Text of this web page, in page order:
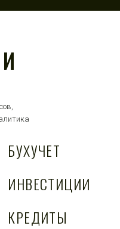
БУХУЧЕТ
ИНВЕСТИЦИИ
КРЕДИТЫ